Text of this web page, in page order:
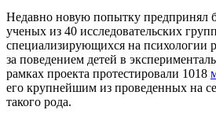
Недавно новую попытку предпринял
ученых из 40 исследовательских
специализирующихся на психологии
за поведением детей в
рамках проекта протестировали 1018
его крупнейшим из проведенных на
такого рода.